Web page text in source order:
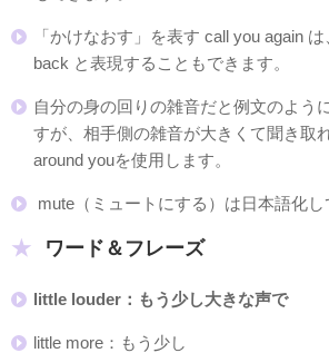
「かけなおす」を表す call you again
back と表現することもできます。
自分の身の回りの雑音だと例文のよう
すが、相手側の雑音が大きくて聞き取
around youを使用します。
mute（ミュートにする）は日本語化し
ワード＆フレーズ
little louder：もう少し大きな声で
little more：もう少し